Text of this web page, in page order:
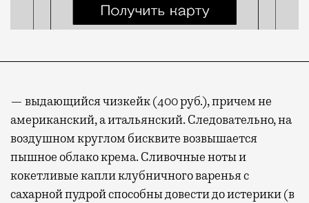
— выдающийся чизкейк (400 руб.), причем не
американский, а итальянский. Следовательно, на
воздушном круглом бисквите возвышается
пышное облако крема. Сливочные ноты и
кокетливые капли клубничного варенья с
сахарной пудрой способны довести до истерики (в